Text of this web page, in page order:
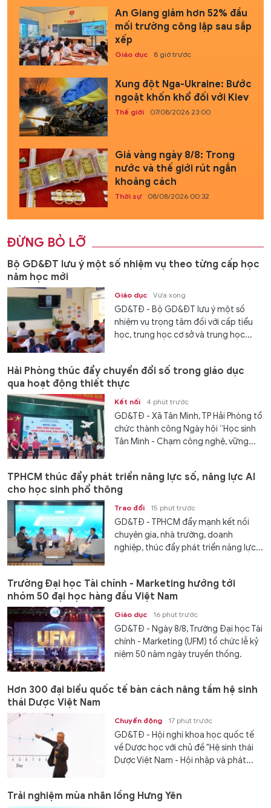
An Giang giảm hơn 52% đầu
mối trường công lập sau sắp
xếp
Giáo dục 8 giờ trước
Xung đột Nga-Ukraine: Bước
ngoặt khốn khổ đối với Kiev
Thế giới 07/08/2026 23:00
Giá vàng ngày 8/8: Trong
nước và thế giới rút ngắn
khoảng cách
Thời sự 08/08/2026 00:32
ĐỪNG BỎ LỠ
Bộ GD&ĐT lưu ý một số nhiệm vụ theo từng cấp học
năm học mới
Giáo dục Vừa xong
GD&TĐ - Bộ GD&ĐT lưu ý một số
nhiệm vụ trọng tâm đối với cấp tiểu
học, trung học cơ sở và trung học...
Hải Phòng thúc đẩy chuyển đổi số trong giáo dục
qua hoạt động thiết thực
Kết nối 4 phút trước
GD&TĐ - Xã Tân Minh, TP Hải Phòng tổ
chức thành công Ngày hội “Học sinh
Tân Minh - Chạm công nghệ, vững...
TPHCM thúc đẩy phát triển năng lực số, năng lực AI
cho học sinh phổ thông
Trao đổi 15 phút trước
GD&TĐ - TPHCM đẩy mạnh kết nối
chuyên gia, nhà trường, doanh
nghiệp, thúc đẩy phát triển năng lực...
Trường Đại học Tài chính - Marketing hướng tới
nhóm 50 đại học hàng đầu Việt Nam
Giáo dục 16 phút trước
GD&TĐ - Ngày 8/8, Trường Đại học Tài
chính - Marketing (UFM) tổ chức lễ kỷ
niệm 50 năm ngày truyền thống.
Hơn 300 đại biểu quốc tế bàn cách nâng tầm hệ sinh
thái Dược Việt Nam
Chuyển động 17 phút trước
GD&TĐ - Hội nghị khoa học quốc tế
về Dược học với chủ đề "Hệ sinh thái
Dược Việt Nam - Hội nhập và phát...
Trải nghiệm mùa nhãn lồng Hưng Yên